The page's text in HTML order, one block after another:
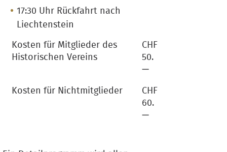
17:30 Uhr Rückfahrt nach
Liechtenstein
Kosten für Mitglieder des
Historischen Vereins
CHF
50.
—
Kosten für Nichtmitglieder
CHF
60.
—